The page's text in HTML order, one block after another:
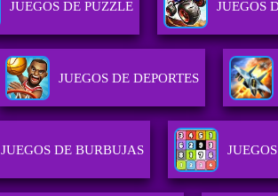
JUEGOS DE PUZZLE JUEGOS
JUEGOS DE DEPORTES
JUEGOS DE BURBUJAS